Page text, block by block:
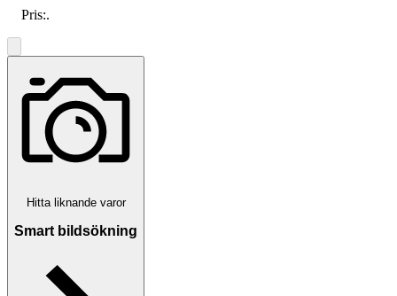
Pris:.
Hitta liknande varor
Smart bildsökning